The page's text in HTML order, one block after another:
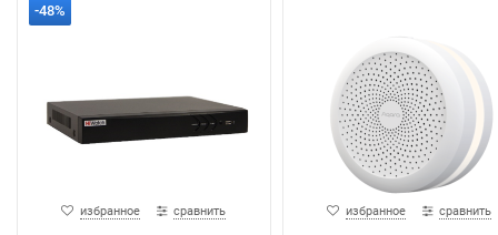
-48%
избранное сравнить избранное сравнить